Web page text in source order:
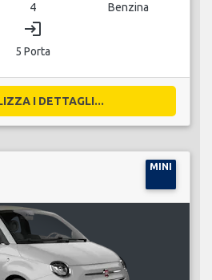
4 Benzina
login
5 Porta
I DETTAGLI...
MINI